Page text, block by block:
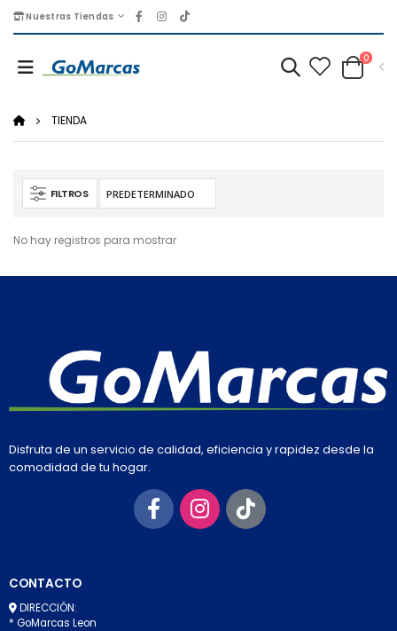
Nuestras Tiendas
0
TIENDA
FILTROS
No hay registros para mostrar
Disfruta de un servicio de calidad, eficiencia y rapidez desde la
comodidad de tu hogar.
CONTACTO
DIRECCIÓN:
* GoMarcas Leon